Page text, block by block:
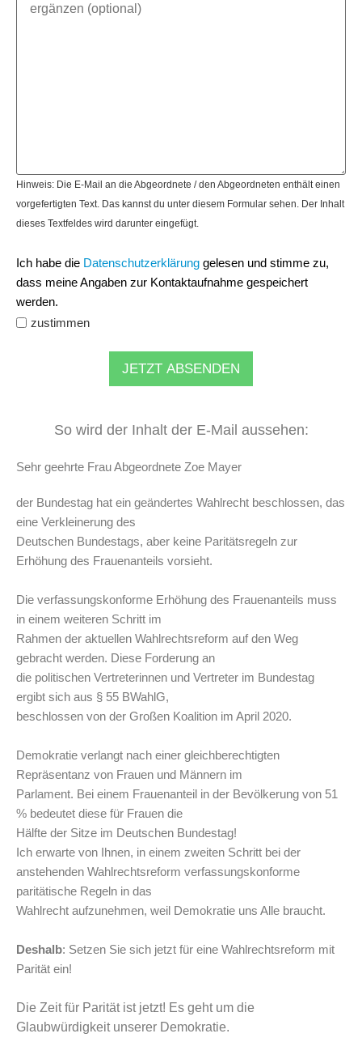
Hinweis: Die E-Mail an die Abgeordnete / den Abgeordneten enthält einen
vorgefertigten Text. Das kannst du unter diesem Formular sehen. Der Inhalt
dieses Textfeldes wird darunter eingefügt.
Ich habe die Datenschutzerklärung gelesen und stimme zu,
dass meine Angaben zur Kontaktaufnahme gespeichert
werden.
zustimmen
JETZT ABSENDEN
So wird der Inhalt der E-Mail aussehen:
Sehr geehrte Frau Abgeordnete Zoe Mayer
der Bundestag hat ein geändertes Wahlrecht beschlossen, das
eine Verkleinerung des
Deutschen Bundestags, aber keine Paritätsregeln zur
Erhöhung des Frauenanteils vorsieht.
Die verfassungskonforme Erhöhung des Frauenanteils muss
in einem weiteren Schritt im
Rahmen der aktuellen Wahlrechtsreform auf den Weg
gebracht werden. Diese Forderung an
die politischen Vertreterinnen und Vertreter im Bundestag
ergibt sich aus § 55 BWahlG,
beschlossen von der Großen Koalition im April 2020.
Demokratie verlangt nach einer gleichberechtigten
Repräsentanz von Frauen und Männern im
Parlament. Bei einem Frauenanteil in der Bevölkerung von 51
% bedeutet diese für Frauen die
Hälfte der Sitze im Deutschen Bundestag!
Ich erwarte von Ihnen, in einem zweiten Schritt bei der
anstehenden Wahlrechtsreform verfassungskonforme
paritätische Regeln in das
Wahlrecht aufzunehmen, weil Demokratie uns Alle braucht.
Deshalb: Setzen Sie sich jetzt für eine Wahlrechtsreform mit
Parität ein!
Die Zeit für Parität ist jetzt! Es geht um die
Glaubwürdigkeit unserer Demokratie.